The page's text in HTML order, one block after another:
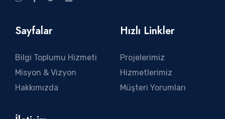
Sayfalar
Bilgi Toplumu Hizmeti
Misyon & Vizyon
Hakkımızda
Hızlı Linkler
Projelerimiz
Hizmetlerimiz
Müşteri Yorumları